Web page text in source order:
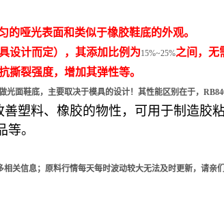
的哑光表面和类似于橡胶鞋底的外观。
设计而定），其添加比例为15%~25%之间，无
撕裂强度，增加其弹性等。
光面鞋底，主要取决于模具的设计！其性能区别在于，
善塑料、橡胶的物性，可用于制造胶
等。
关信息； 原料行情每天每时波动较大无法及时更新， 请亲